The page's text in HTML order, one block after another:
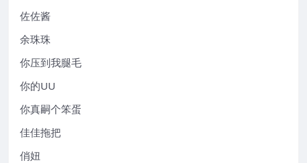
佐佐酱
余珠珠
你压到我腿毛
你的UU
你真嗣个笨蛋
佳佳拖把
俏妞